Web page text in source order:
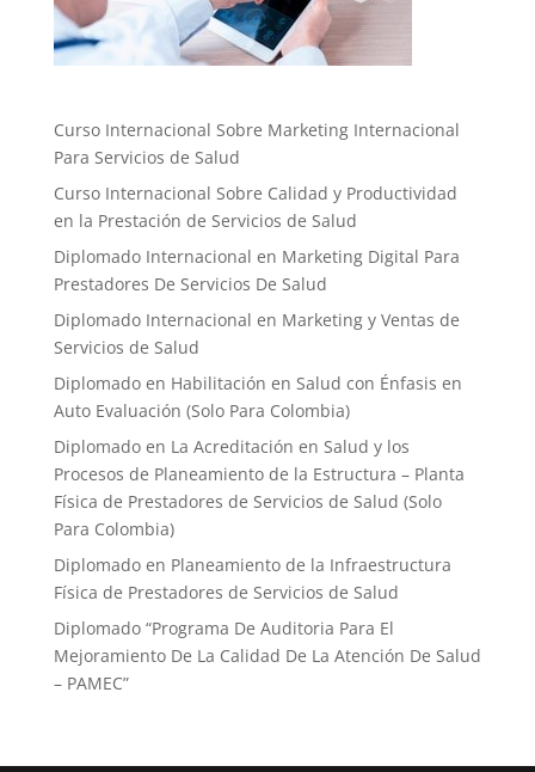
Curso Internacional Sobre Marketing Internacional
Para Servicios de Salud
Curso Internacional Sobre Calidad y Productividad
en la Prestación de Servicios de Salud
Diplomado Internacional en Marketing Digital Para
Prestadores De Servicios De Salud
Diplomado Internacional en Marketing y Ventas de
Servicios de Salud
Diplomado en Habilitación en Salud con Énfasis en
Auto Evaluación ​(Solo Para Colombia)
Diplomado en La Acreditación en Salud y los
Procesos de Planeamiento de la Estructura – Planta
Física de Prestadores de Servicios de Salud (Solo
Para Colombia)
Diplomado en Planeamiento de la Infraestructura
Física de Prestadores de Servicios de Salud
Diplomado “Programa De Auditoria Para El
Mejoramiento ​De La Calidad De La Atención De Salud
– PAMEC”